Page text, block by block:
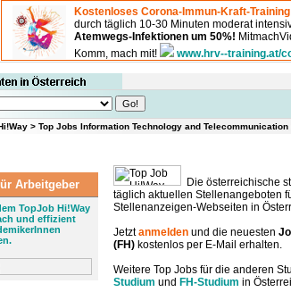
Kostenloses Corona-Immun-Kraft-Training
durch täglich 10-30 Minuten moderat
Atemwegs-Infektionen um 50%!
Komm, mach mit!
www.hrv--training.at/
> Top Jobs Information Technology and Telecommunication
Arbeitgeber
TopJob Hi!Way
und effizient
Die österreichische
täglich aktuellen Stellenangeboten
Stellenanzeigen-Webseiten in
Jetztanmelden und die neuesten
(FH) kostenlos per E-Mail erhalten.
Weitere Top Jobs für die anderen
Studium und FH-Studium in